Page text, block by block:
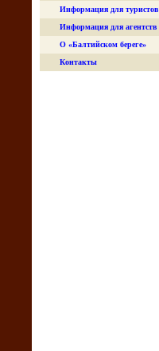
Информация для туристов
Информация для агентств
О «Балтийском береге»
Контакты